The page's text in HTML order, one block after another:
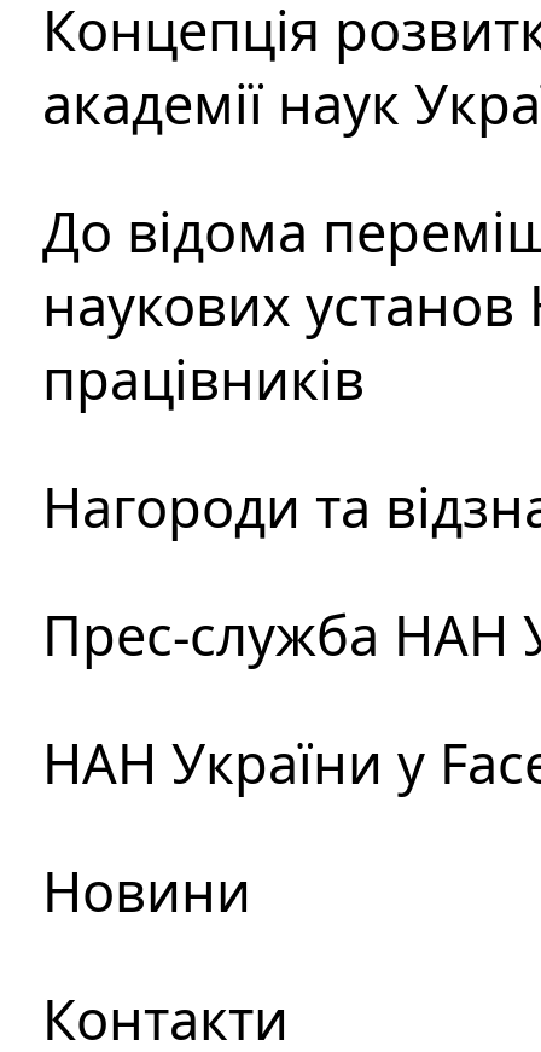
Концепція
академії наук
До відома
наукових установ
працівників
Нагороди та
Прес-служба НАН
НАН України у
Новини
Контакти